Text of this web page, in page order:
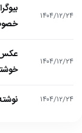
۱۴۰۴/۱۲/۲۴
۱۴۰۴/۱۲/۲۴
عکس|
۱۴۰۴/۱۲/۲۴